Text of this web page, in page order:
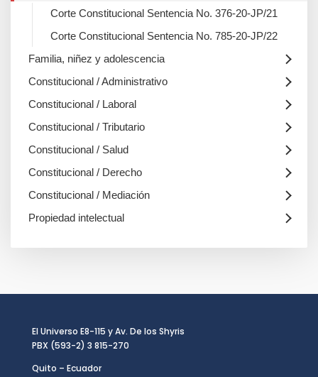
Corte Constitucional Sentencia No. 376-20-JP/21
Corte Constitucional Sentencia No. 785-20-JP/22
Familia, niñez y adolescencia
Constitucional / Administrativo
Constitucional / Laboral
Constitucional / Tributario
Constitucional / Salud
Constitucional / Derecho
Constitucional / Mediación
Propiedad intelectual
El Universo E8-115 y Av. De los Shyris
PBX (593-2) 3 815-270
Quito – Ecuador